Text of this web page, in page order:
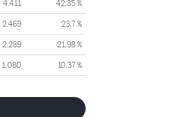
4.411 42,35 %
2.469 23,7 %
2.289 21,98 %
1.080 10,37 %